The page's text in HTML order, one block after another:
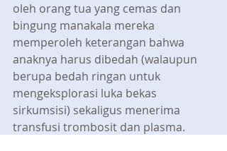
oleh orang tua yang cemas dan
bingung manakala mereka
memperoleh keterangan bahwa
anaknya harus dibedah (walaupun
berupa bedah ringan untuk
mengeksplorasi luka bekas
sirkumsisi) sekaligus menerima
transfusi trombosit dan plasma.